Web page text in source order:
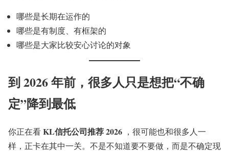
哪些是长期在运作的
哪些是有制度、有框架的
哪些是大家比较安心讨论的对象
到 2026 年前，很多人只是想把“不确
定”降到最低
你正在看KL信托公司推荐 2026 ，很可能也和很多人一
样，正卡在其中一关。不是不知道要不要做，而是不确定现